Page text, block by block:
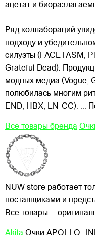
ацетат и
Ряд коллабораций
подходу и
силуэты (FACETASM,
Grateful Dead).
модных медиа (Vogue,
полюбилась многим
END, HBX, LN-CC). ...
Все товары бренда
NUW store работает
поставщиками и
Все товары —
Akila Очки